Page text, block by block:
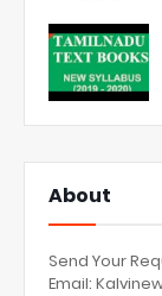
About
Send Your
Email: